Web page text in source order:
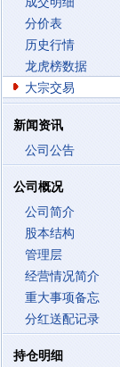
分价表
历史行情
龙虎榜数据
大宗交易
新闻资讯
公司公告
公司概况
公司简介
股本结构
管理层
经营情况简介
重大事项备忘
分红送配记录
持仓明细